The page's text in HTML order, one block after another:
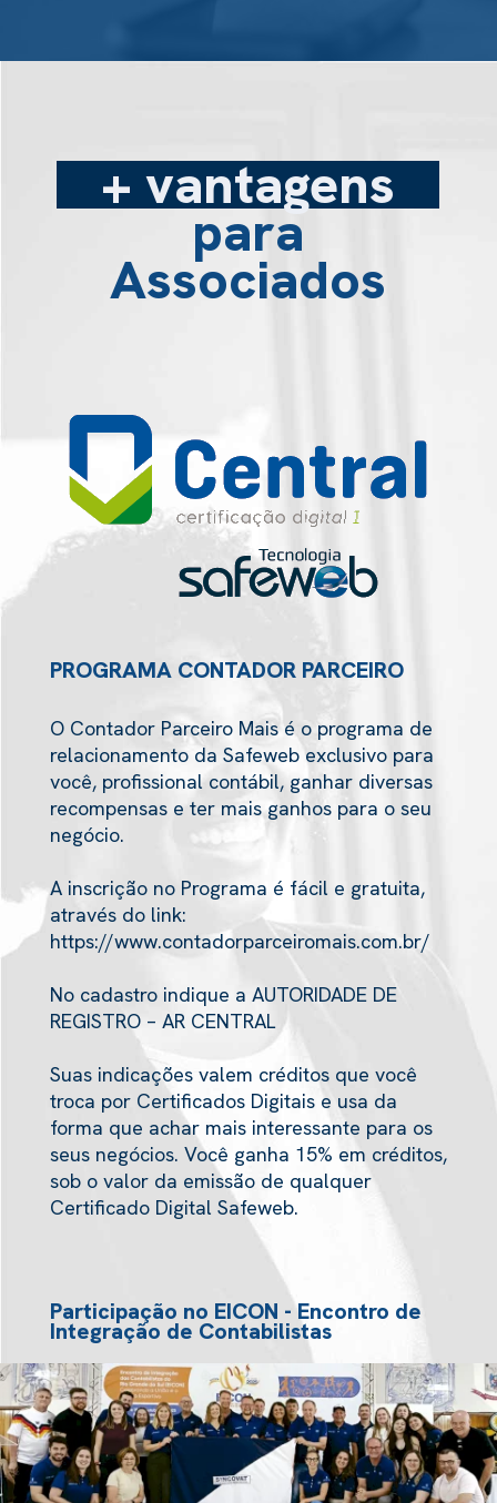
+ vantagens
para
Associados
PROGRAMA CONTADOR PARCEIRO
O Contador Parceiro Mais é o programa de
relacionamento da Safeweb exclusivo para
você, profissional contábil, ganhar diversas
recompensas e ter mais ganhos para o seu
negócio.
A inscrição no Programa é fácil e gratuita,
através do link:
https://www.contadorparceiromais.com.br/
No cadastro indique a AUTORIDADE DE
REGISTRO – AR CENTRAL
Suas indicações valem créditos que você
troca por Certificados Digitais e usa da
forma que achar mais interessante para os
seus negócios. Você ganha 15% em créditos,
sob o valor da emissão de qualquer
Certificado Digital Safeweb.
Participação no EICON - Encontro de
Integração de Contabilistas